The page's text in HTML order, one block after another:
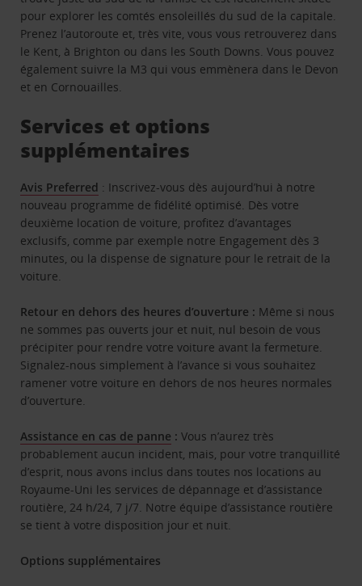
pour explorer les comtés ensoleillés du sud de la capitale.
Prenez l’autoroute et, très vite, vous vous retrouverez dans
le Kent, à Brighton ou dans les South Downs. Vous pouvez
également suivre la M3 qui vous emmènera dans le Devon
et en Cornouailles.
Services et options
supplémentaires
Avis Preferred : Inscrivez-vous dès aujourd’hui à notre
nouveau programme de fidélité optimisé. Dès votre
deuxième location de voiture, profitez d’avantages
exclusifs, comme par exemple notre Engagement dès 3
minutes, ou la dispense de signature pour le retrait de la
voiture.
Retour en dehors des heures d’ouverture : Même si nous
ne sommes pas ouverts jour et nuit, nul besoin de vous
précipiter pour rendre votre voiture avant la fermeture.
Signalez-nous simplement à l’avance si vous souhaitez
ramener votre voiture en dehors de nos heures normales
d’ouverture.
Assistance en cas de panne : Vous n’aurez très
probablement aucun incident, mais, pour votre tranquillité
d’esprit, nous avons inclus dans toutes nos locations au
Royaume-Uni les services de dépannage et d’assistance
routière, 24 h/24, 7 j/7. Notre équipe d’assistance routière
se tient à votre disposition jour et nuit.
Options supplémentaires